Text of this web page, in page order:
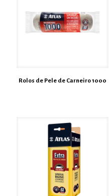
Rolos de Pele de Carneiro 1000